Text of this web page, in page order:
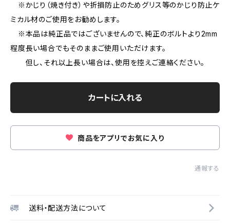
※かじり（焼き付き）や折損防止のためグリス等のかじり防止ケ
ミカル材のご使用をお勧めします。
※本品は純正品ではございませんので、純正のボルトより2mm
程度長い場合でもそのままご使用いただけます。
但し、それ以上長い場合は、使用を控えご連絡ください。
カートに入れる
商品をアプリでお気に入り
通報する
送料・配送方法について